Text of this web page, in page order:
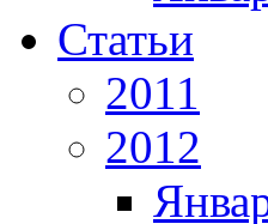
Статьи
2011
2012